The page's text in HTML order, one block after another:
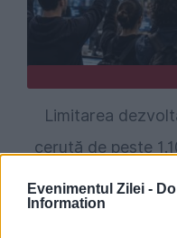
Evenimentul Zilei -
Information
Limitarea
cerută de peste
chiar din interiorul